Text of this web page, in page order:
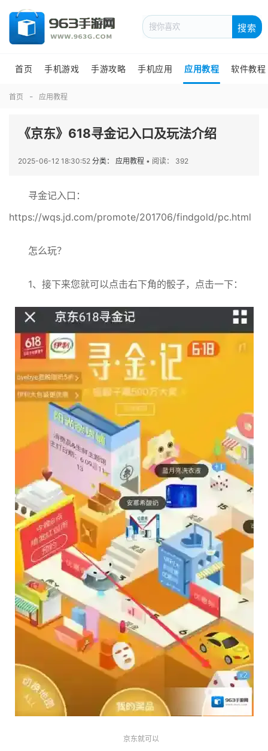
搜索
首页 手机游戏 手游攻略 手机应用 应用教程 软件教程
首页 应用教程
《京东》618寻金记入口及玩法介绍
2025-06-12 18:30:52 分类： 应用教程 • 阅读： 392
寻金记入口：
https://wqs.jd.com/promote/201706/findgold/pc.html
怎么玩？
1、接下来您就可以点击右下角的骰子，点击一下：
京东就可以